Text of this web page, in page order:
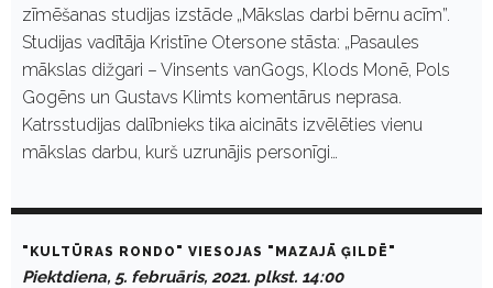
zīmēšanas studijas izstāde „Mākslas darbi bērnu acīm”.
Studijas vadītāja Kristīne Otersone stāsta: „Pasaules
mākslas dižgari – Vinsents vanGogs, Klods Monē, Pols
Gogēns un Gustavs Klimts komentārus neprasa.
Katrsstudijas dalībnieks tika aicināts izvēlēties vienu
mākslas darbu, kurš uzrunājis personīgi…
"KULTŪRAS RONDO" VIESOJAS "MAZAJĀ ĢILDĒ"
Piektdiena, 5. februāris, 2021. plkst. 14:00